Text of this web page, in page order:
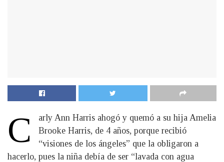
C
arly Ann Harris ahogó y quemó a su hija Amelia
Brooke Harris, de 4 años, porque recibió
“visiones de los ángeles” que la obligaron a
hacerlo, pues la niña debía de ser “lavada con agua